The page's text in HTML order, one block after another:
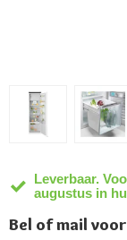
Leverbaar.
augustus in
Bel of mail